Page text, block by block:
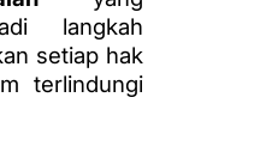
langkah
setiap hak
terlindungi